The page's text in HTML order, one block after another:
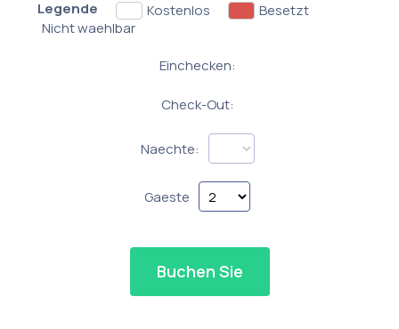
Legende Kostenlos
Besetzt
Nicht waehlbar
Einchecken:
Check-Out:
Naechte:
Gaeste
Buchen Sie